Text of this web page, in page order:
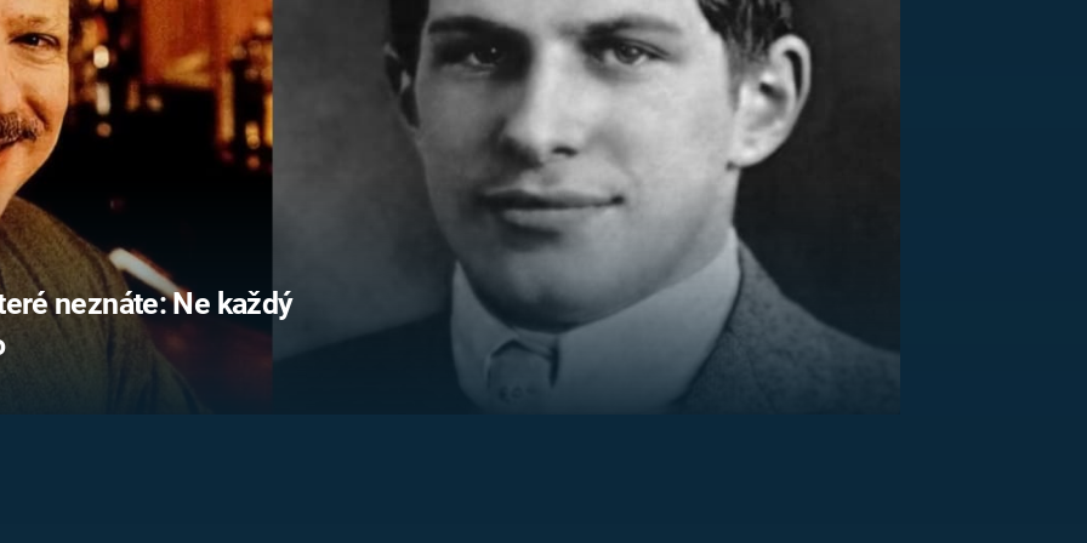
UFO A
MIMOZEMŠŤANÉ
UTAJENÉ PŘÍBĚHY
ČESKÝCH DĚJIN
FILMY VERSUS
REALITA
HORORY VERSUS
OPTICKÉ ILUZE A
KLAMY
neznáte: Ne každý